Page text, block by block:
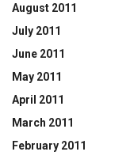
August 2011
July 2011
June 2011
May 2011
April 2011
March 2011
February 2011